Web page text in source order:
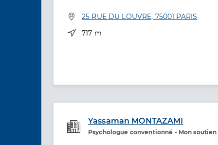
Adresse
25 RUE DU LOUVRE, 75001 PARIS
Distance
717 m
Yassaman MONTAZAMI
Psychologue conventionné - Mon soutien
Etablissement de soins